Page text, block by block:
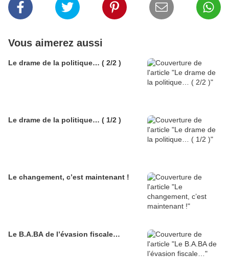
Vous aimerez aussi
Le drame de la politique… ( 2/2 )
Le drame de la politique… ( 1/2 )
Le changement, c’est maintenant !
Le B.A.BA de l’évasion fiscale…